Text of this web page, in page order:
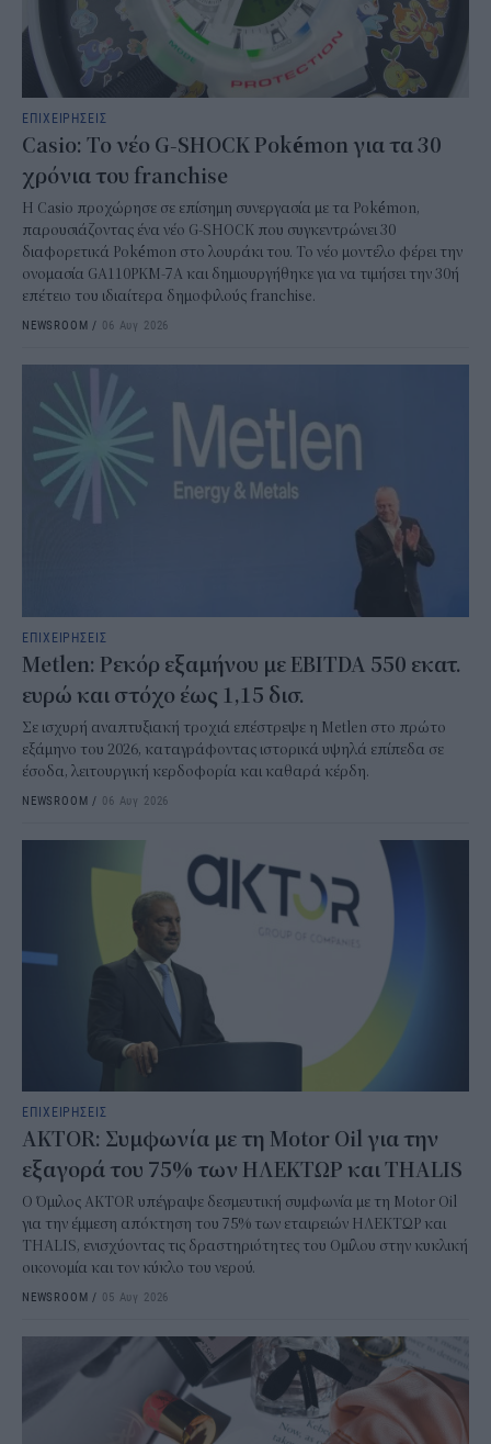
ΕΠΙΧΕΙΡΗΣΕΙΣ
Casio: Το νέο G-SHOCK Pokémon για τα 30
χρόνια του franchise
Η Casio προχώρησε σε επίσημη συνεργασία με τα Pokémon,
παρουσιάζοντας ένα νέο G-SHOCK που συγκεντρώνει 30
διαφορετικά Pokémon στο λουράκι του. Το νέο μοντέλο φέρει την
ονομασία GA110PKM-7A και δημιουργήθηκε για να τιμήσει την 30ή
επέτειο του ιδιαίτερα δημοφιλούς franchise.
NEWSROOM / 06 Αυγ 2026
ΕΠΙΧΕΙΡΗΣΕΙΣ
Metlen: Ρεκόρ εξαμήνου με EBITDA 550 εκατ.
ευρώ και στόχο έως 1,15 δισ.
Σε ισχυρή αναπτυξιακή τροχιά επέστρεψε η Metlen στο πρώτο
εξάμηνο του 2026, καταγράφοντας ιστορικά υψηλά επίπεδα σε
έσοδα, λειτουργική κερδοφορία και καθαρά κέρδη.
NEWSROOM / 06 Αυγ 2026
ΕΠΙΧΕΙΡΗΣΕΙΣ
AKTOR: Συμφωνία με τη Motor Oil για την
εξαγορά του 75% των ΗΛΕΚΤΩΡ και THALIS
Ο Όμιλος AKTOR υπέγραψε δεσμευτική συμφωνία με τη Motor Oil
για την έμμεση απόκτηση του 75% των εταιρειών ΗΛΕΚΤΩΡ και
THALIS, ενισχύοντας τις δραστηριότητες του Ομίλου στην κυκλική
οικονομία και τον κύκλο του νερού.
NEWSROOM / 05 Αυγ 2026